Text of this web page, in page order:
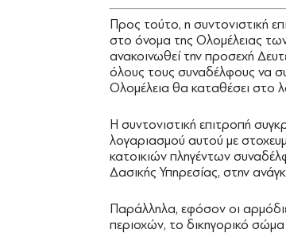
Προς τούτο, η συντονιστική
στο όνομα της Ολομέλειας
ανακοινωθεί την προσεχή
όλους τους συναδέλφους να
Ολομέλεια θα καταθέσει στο
Η συντονιστική επιτροπή
λογαριασμού αυτού με
κατοικιών πληγέντων
Δασικής Υπηρεσίας, στην
Παράλληλα, εφόσον οι
περιοχών, το δικηγορικό